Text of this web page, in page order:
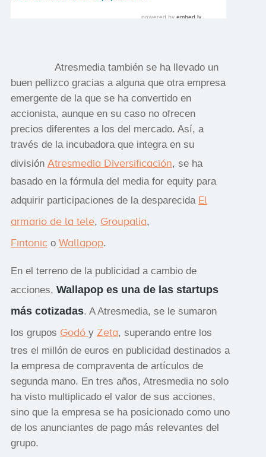
Atresmedia también se ha llevado un
buen pellizco gracias a alguna que otra empresa
emergente de la que se ha convertido en
accionista, aunque en su caso no ofrecen
precios diferentes a los del mercado. Así, a
través de la incubadora que integra en su
división Atresmedia Diversificación, se ha
basado en la fórmula del media for equity para
adquirir participaciones de la desparecida El
armario de la tele, Groupalia,
Fintonic o Wallapop.
En el terreno de la publicidad a cambio de
acciones, Wallapop es una de las startups
más cotizadas. A Atresmedia, se le sumaron
los grupos Godó y Zeta, superando entre los
tres el millón de euros en publicidad destinados a
la empresa de compraventa de artículos de
segunda mano. En tres años, Atresmedia no solo
ha visto multiplicado el valor de sus acciones,
sino que la empresa se ha posicionado como uno
de los anunciantes de pago más relevantes del
grupo.